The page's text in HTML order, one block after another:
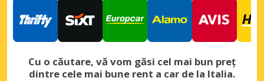
Cu o căutare, vă vom găsi cel mai bun preț
dintre cele mai bune rent a car de la Italia.